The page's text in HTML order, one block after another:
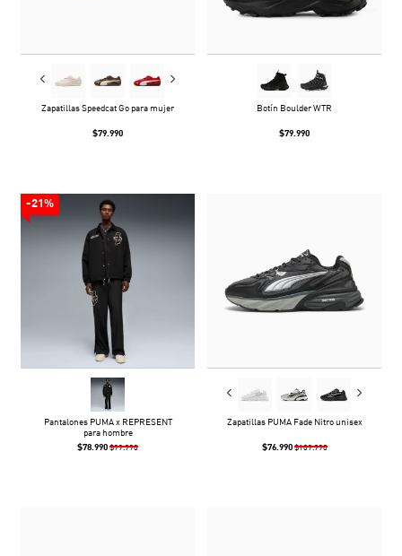
Zapatillas Speedcat Go para mujer
$79.990
Botín Boulder WTR
$79.990
-21%
Pantalones PUMA x REPRESENT
para hombre
$78.990 $99.990
Zapatillas PUMA Fade Nitro unisex
$76.990 $109.990